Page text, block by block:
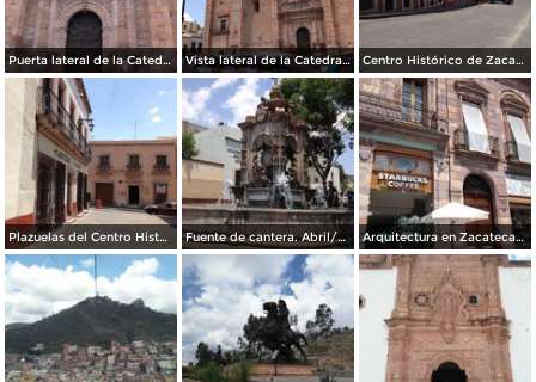
Puerta lateral de la Catedral de Zacatecas. Abril/2017 Vista lateral de la Catedral de Zacatecas. Abril/2017 Centro Histórico de Zacatecas. Abril/2017
Plazuelas del Centro Histórico. Abril/2017 Fuente de cantera. Abril/2017 Arquitectura en Zacatecas. Abril/2017